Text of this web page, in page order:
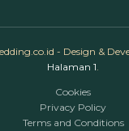
- Design &
Halaman 1.
Cookies
Privacy Policy
Terms and Conditions